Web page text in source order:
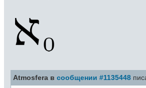
Atmosfera в сообщении #1135448